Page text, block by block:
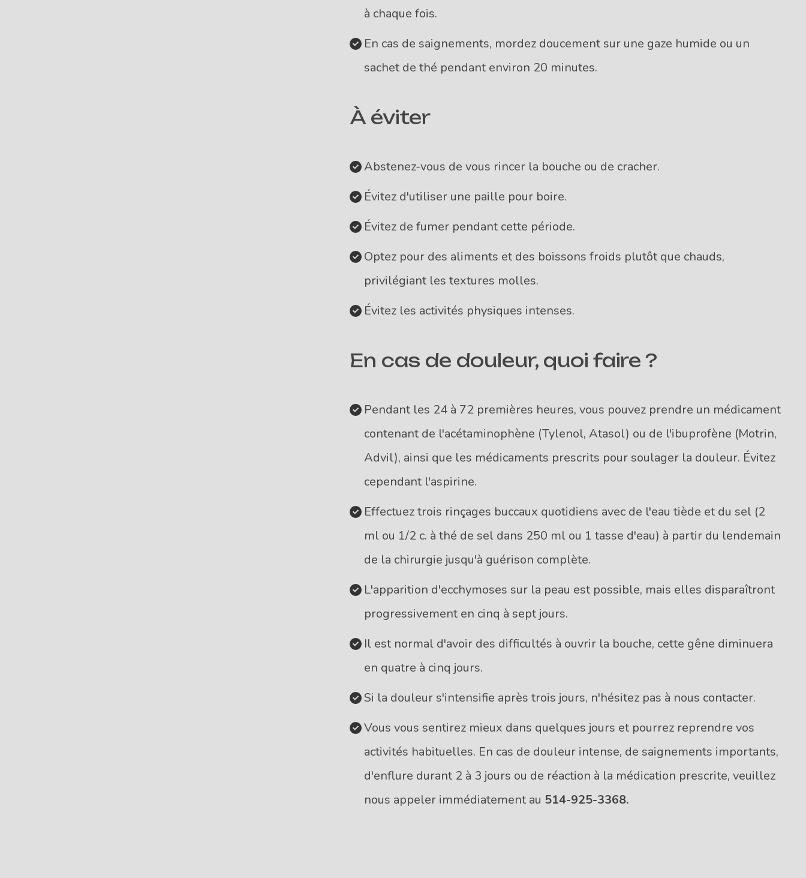
à chaque fois.
En cas de saignements, mordez doucement sur une gaze humide ou un
sachet de thé pendant environ 20 minutes.
À éviter
Abstenez-vous de vous rincer la bouche ou de cracher.
Évitez d'utiliser une paille pour boire.
Évitez de fumer pendant cette période.
Optez pour des aliments et des boissons froids plutôt que chauds,
privilégiant les textures molles.
Évitez les activités physiques intenses.
En cas de douleur, quoi faire ?
Pendant les 24 à 72 premières heures, vous pouvez prendre un médicament
contenant de l'acétaminophène (Tylenol, Atasol) ou de l'ibuprofène (Motrin,
Advil), ainsi que les médicaments prescrits pour soulager la douleur. Évitez
cependant l'aspirine.
Effectuez trois rinçages buccaux quotidiens avec de l'eau tiède et du sel (2
ml ou 1/2 c. à thé de sel dans 250 ml ou 1 tasse d'eau) à partir du lendemain
de la chirurgie jusqu'à guérison complète.
L'apparition d'ecchymoses sur la peau est possible, mais elles disparaîtront
progressivement en cinq à sept jours.
Il est normal d'avoir des difficultés à ouvrir la bouche, cette gêne diminuera
en quatre à cinq jours.
Si la douleur s'intensifie après trois jours, n'hésitez pas à nous contacter.
Vous vous sentirez mieux dans quelques jours et pourrez reprendre vos
activités habituelles. En cas de douleur intense, de saignements importants,
d'enflure durant 2 à 3 jours ou de réaction à la médication prescrite, veuillez
nous appeler immédiatement au 514-925-3368.